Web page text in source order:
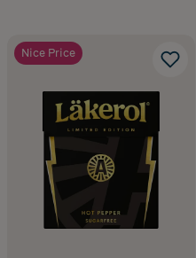
Nice Price